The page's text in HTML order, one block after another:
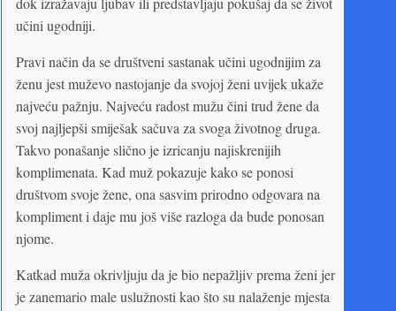
učini ugodniji.
Pravi način da se društveni sastanak učini ugodnijim za
ženu jest muževo nastojanje da svojoj ženi uvijek ukaže
najveću pažnju. Najveću radost mužu čini trud žene da
svoj najljepši smiješak sačuva za svoga životnog druga.
Takvo ponašanje slično je izricanju najiskrenijih
komplimenata. Kad muž pokazuje kako se ponosi
društvom svoje žene, ona sasvim prirodno odgovara na
kompliment i daje mu još više razloga da bude ponosan
njome.
Katkad muža okrivljuju da je bio nepažljiv prema ženi jer
je zanemario male uslužnosti kao što su nalaženje mjesta